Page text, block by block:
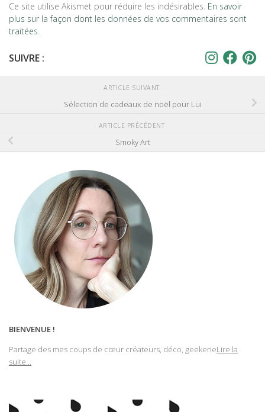
Ce site utilise Akismet pour réduire les indésirables. En savoir
plus sur la façon dont les données de vos commentaires sont
traitées.
SUIVRE :
ARTICLE SUIVANT
Sélection de cadeaux de noël pour Lui
ARTICLE PRÉCÉDENT
Smoky Art
BIENVENUE !
Partage des mes coups de cœur créateurs, déco, geekerieLire la
suite...